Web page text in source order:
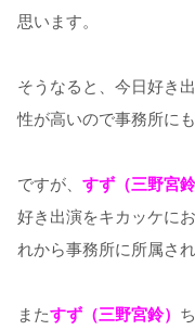
思います。
そうなると、今日好き
性が高いので事務所に
ですが、 すず（三野宮鈴
好き出演をキカッケに
れから事務所に所属さ
またすず（三野宮鈴）